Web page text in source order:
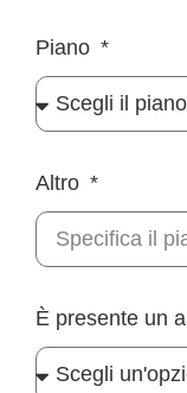
Piano
Altro
È presente un